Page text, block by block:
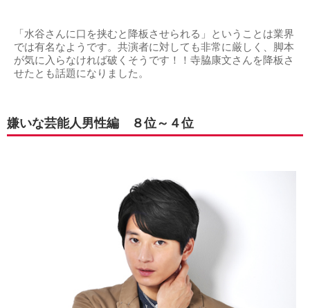
「水谷さんに口を挟むと降板させられる」ということは業界
では有名なようです。共演者に対しても非常に厳しく、脚本
が気に入らなければ破くそうです！！寺脇康文さんを降板さ
せたとも話題になりました。
嫌いな芸能人男性編 ８位～４位